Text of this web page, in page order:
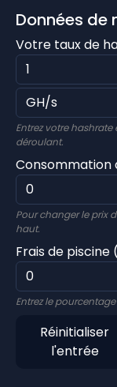
Données
Votre taux de
Entrez votre
déroulant.
Consommation
Pour changer le prix
haut.
Frais de piscine
Entrez le
Réinitialiser
l'entrée